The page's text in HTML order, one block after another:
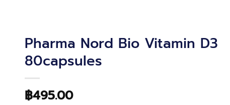
Pharma Nord Bio Vitamin D3
80capsules
฿495.00